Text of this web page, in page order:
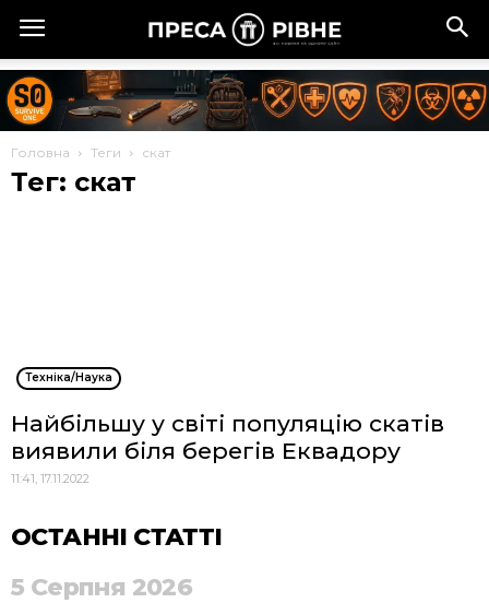
Головна Теги скат
Тег: скат
Техніка/Наука
Найбільшу у світі популяцію скатів
виявили біля берегів Еквадору
11:41, 17.11.2022
ОСТАННІ СТАТТІ
5 Серпня 2026